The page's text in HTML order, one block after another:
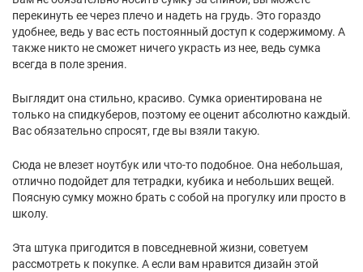
перекинуть ее через плечо и надеть на грудь. Это гораздо
удобнее, ведь у вас есть постоянный доступ к содержимому. А
также никто не сможет ничего украсть из нее, ведь сумка
всегда в поле зрения.
Выглядит она стильно, красиво. Сумка ориентирована не
только на спидкуберов, поэтому ее оценит абсолютно каждый.
Вас обязательно спросят, где вы взяли такую.
Сюда не влезет ноутбук или что-то подобное. Она небольшая,
отлично подойдет для тетрадки, кубика и небольших вещей.
Поясную сумку можно брать с собой на прогулку или просто в
школу.
Эта штука пригодится в повседневной жизни, советуем
рассмотреть к покупке. А если вам нравится дизайн этой